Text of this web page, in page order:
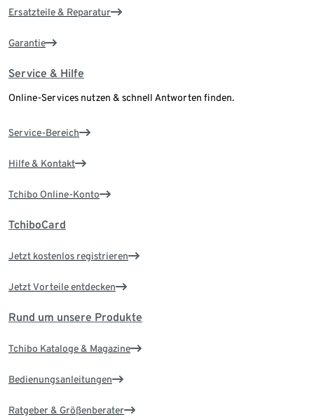
Ersatzteile & Reparatur
Garantie
Service & Hilfe
Online-Services nutzen & schnell Antworten finden.
Service-Bereich
Hilfe & Kontakt
Tchibo Online-Konto
TchiboCard
Jetzt kostenlos registrieren
Jetzt Vorteile entdecken
Rund um unsere Produkte
Tchibo Kataloge & Magazine
Bedienungsanleitungen
Ratgeber & Größenberater